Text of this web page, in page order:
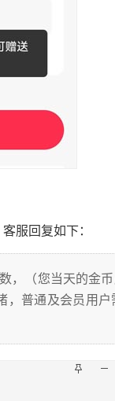
服回复如下：
，（您当天的金
，普通及会员用